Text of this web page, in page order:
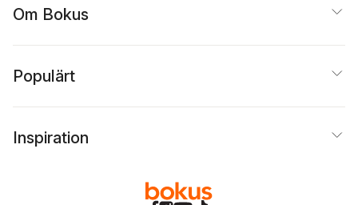
Om Bokus
Populärt
Inspiration